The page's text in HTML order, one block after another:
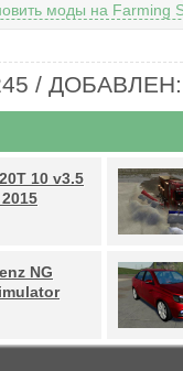
моды на Farming
/ ДОБАВЛЕН:
10 v3.5
NG